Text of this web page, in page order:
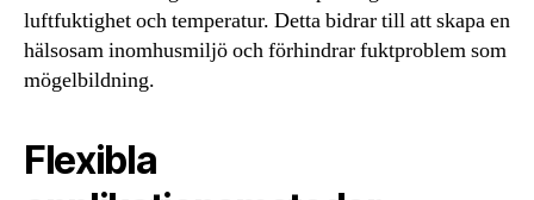
luftfuktighet och temperatur. Detta bidrar till att skapa en
hälsosam inomhusmiljö och förhindrar fuktproblem som
mögelbildning.
Flexibla